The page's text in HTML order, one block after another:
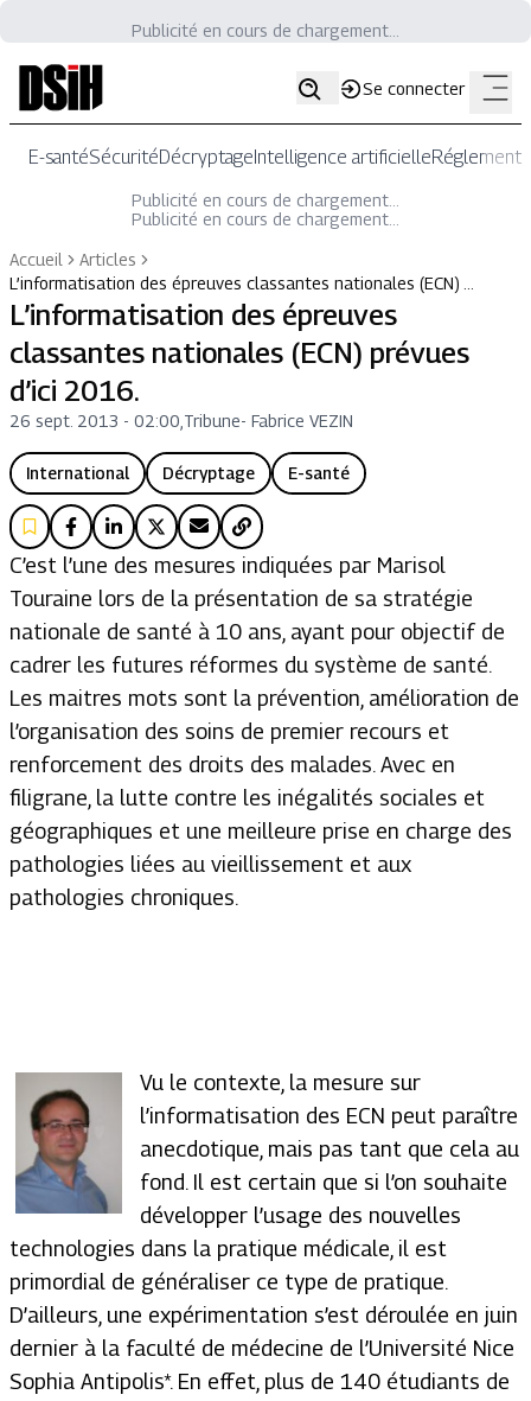
Publicité en cours de chargement...
Se connecter
E-santéSécuritéDécryptageIntelligence artificielle
Publicité en cours de chargement...
Publicité en cours de chargement...
Accueil
Articles
L’informatisation des épreuves classantes nationales (ECN) …
L’informatisation des épreuves
classantes nationales (ECN) prévues
d’ici 2016.
26 sept. 2013 - 02:00 Tribune- Fabrice VEZIN
International Décryptage E-santé
C’est l’une des mesures indiquées par Marisol
Touraine lors de la présentation de sa stratégie
nationale de santé à 10 ans, ayant pour objectif de
cadrer les futures réformes du système de santé.
Les maitres mots sont la prévention, amélioration de
l’organisation des soins de premier recours et
renforcement des droits des malades. Avec en
filigrane, la lutte contre les inégalités sociales et
géographiques et une meilleure prise en charge des
pathologies liées au vieillissement et aux
pathologies chroniques.
Vu le contexte, la mesure sur
l’informatisation des ECN peut paraître
anecdotique, mais pas tant que cela au
fond. Il est certain que si l’on souhaite
développer l’usage des nouvelles
technologies dans la pratique médicale, il est
primordial de généraliser ce type de pratique.
D’ailleurs, une expérimentation s’est déroulée en juin
dernier à la faculté de médecine de l’Université Nice
Sophia Antipolis*. En effet, plus de 140 étudiants de